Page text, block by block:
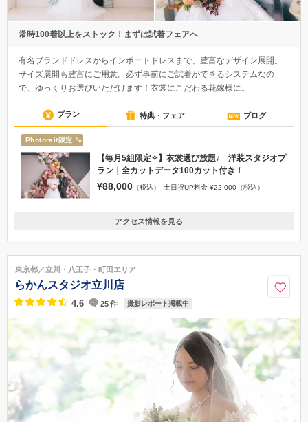
常時100着以上をストック！まずは試着フェアへ
有名ブランドドレスからインポートドレスまで、豊富なデザイン展開。
サイズ展開も豊富にご用意。必ず事前にご試着ができるシステムなの
で、ゆっくりお選びいただけます！衣裳にこだわる花嫁様に。
プラン 特典・フェア ブログ
Photorait限定
【毎月5組限定✧】衣裳選び放題♪ 洋装スタジオプ
ラン｜全カットデータ100カット付き！
¥88,000 （税込） 土日祝UP料金 ¥22,000（税込）
東京都新宿区新宿6-12-5新宿松喜ビル1階
三丁目駅」E1出口より 徒歩5分／／「新宿駅」東口より 徒歩15分
03-5363-6635
アクセス情報を見る
東京都／立川・八王子・町田エリア
らかんスタジオ立川店
4.6 25件 撮影レポート掲載中